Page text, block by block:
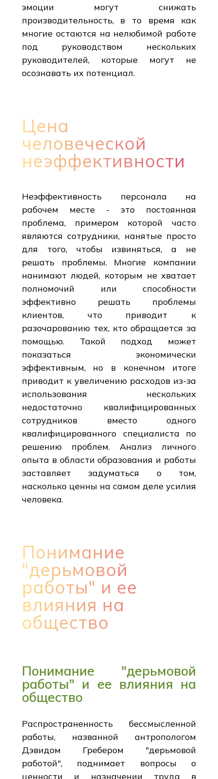
эмоции могут снижать
производительность, в то время как
многие остаются на нелюбимой работе
под руководством нескольких
руководителей, которые могут не
осознавать их потенциал.
Цена
человеческой
неэффективности
Неэффективность персонала на
рабочем месте - это постоянная
проблема, примером которой часто
являются сотрудники, нанятые просто
для того, чтобы извиняться, а не
решать проблемы. Многие компании
нанимают людей, которым не хватает
полномочий или способности
эффективно решать проблемы
клиентов, что приводит к
разочарованию тех, кто обращается за
помощью. Такой подход может
показаться экономически
эффективным, но в конечном итоге
приводит к увеличению расходов из-за
использования нескольких
недостаточно квалифицированных
сотрудников вместо одного
квалифицированного специалиста по
решению проблем. Анализ личного
опыта в области образования и работы
заставляет задуматься о том,
насколько ценны на самом деле усилия
человека.
Понимание
"дерьмовой
работы" и ее
влияния на
общество
Понимание "дерьмовой
работы" и ее влияния на
общество
Распространенность бессмысленной
работы, названной антропологом
Дэвидом Гребером "дерьмовой
работой", поднимает вопросы о
ценности и назначении труда в